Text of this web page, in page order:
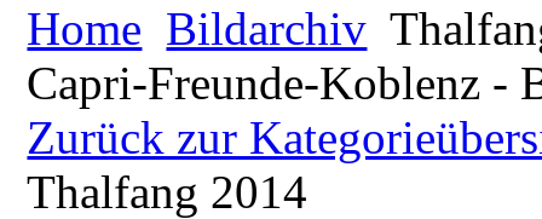
Home Bildarchiv
Capri-Freunde-Koblenz -
Zurück zur
Thalfang 2014